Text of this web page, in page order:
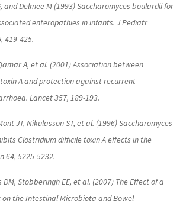
and Delmee M (1993) Saccharomyces boulardii for
enteropathies in infants. J Pediatr
419-425.
A, et al. (2001) Association between
A and protection against recurrent
Lancet 357, 189-193.
JT, Nikulasson ST, et al. (1996) Saccharomyces
Clostridium difficile toxin A effects in the
64, 5225-5232.
DM, Stobberingh EE, et al. (2007) The Effect of a
the Intestinal Microbiota and Bowel